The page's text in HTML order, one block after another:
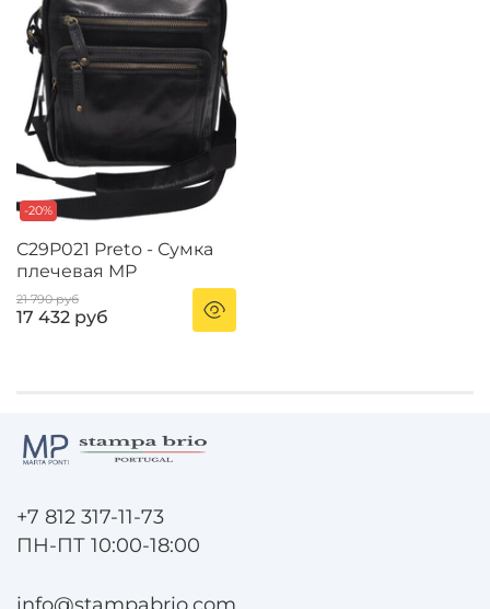
-20%
C29P021 Preto - Сумка
плечевая MP
21 790 руб
17 432 руб
+7 812 317-11-73
ПН-ПТ 10:00-18:00
info@stampabrio.com